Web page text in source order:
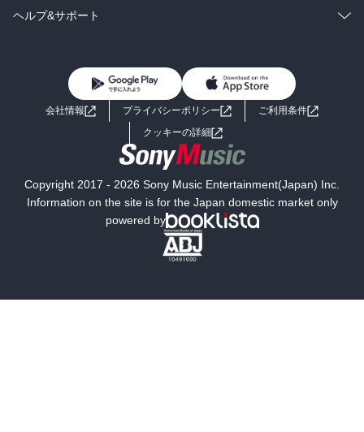
BL・TL
雑誌・グラビア
ラノベ
コミック
ライトノベル 男子向けラノベ
小説
海外小説
ミステリー SF
文学
ヘルプ&サポート
よくあるご質問 お問い合わせ
会社情報 プライバシーポリシー
ご利用条件
クッキーの詳細
Copyright 2017 - 2026 Sony Music Entertainment(Japan) Inc.
Information on the site is for the Japan domestic market only
powered by